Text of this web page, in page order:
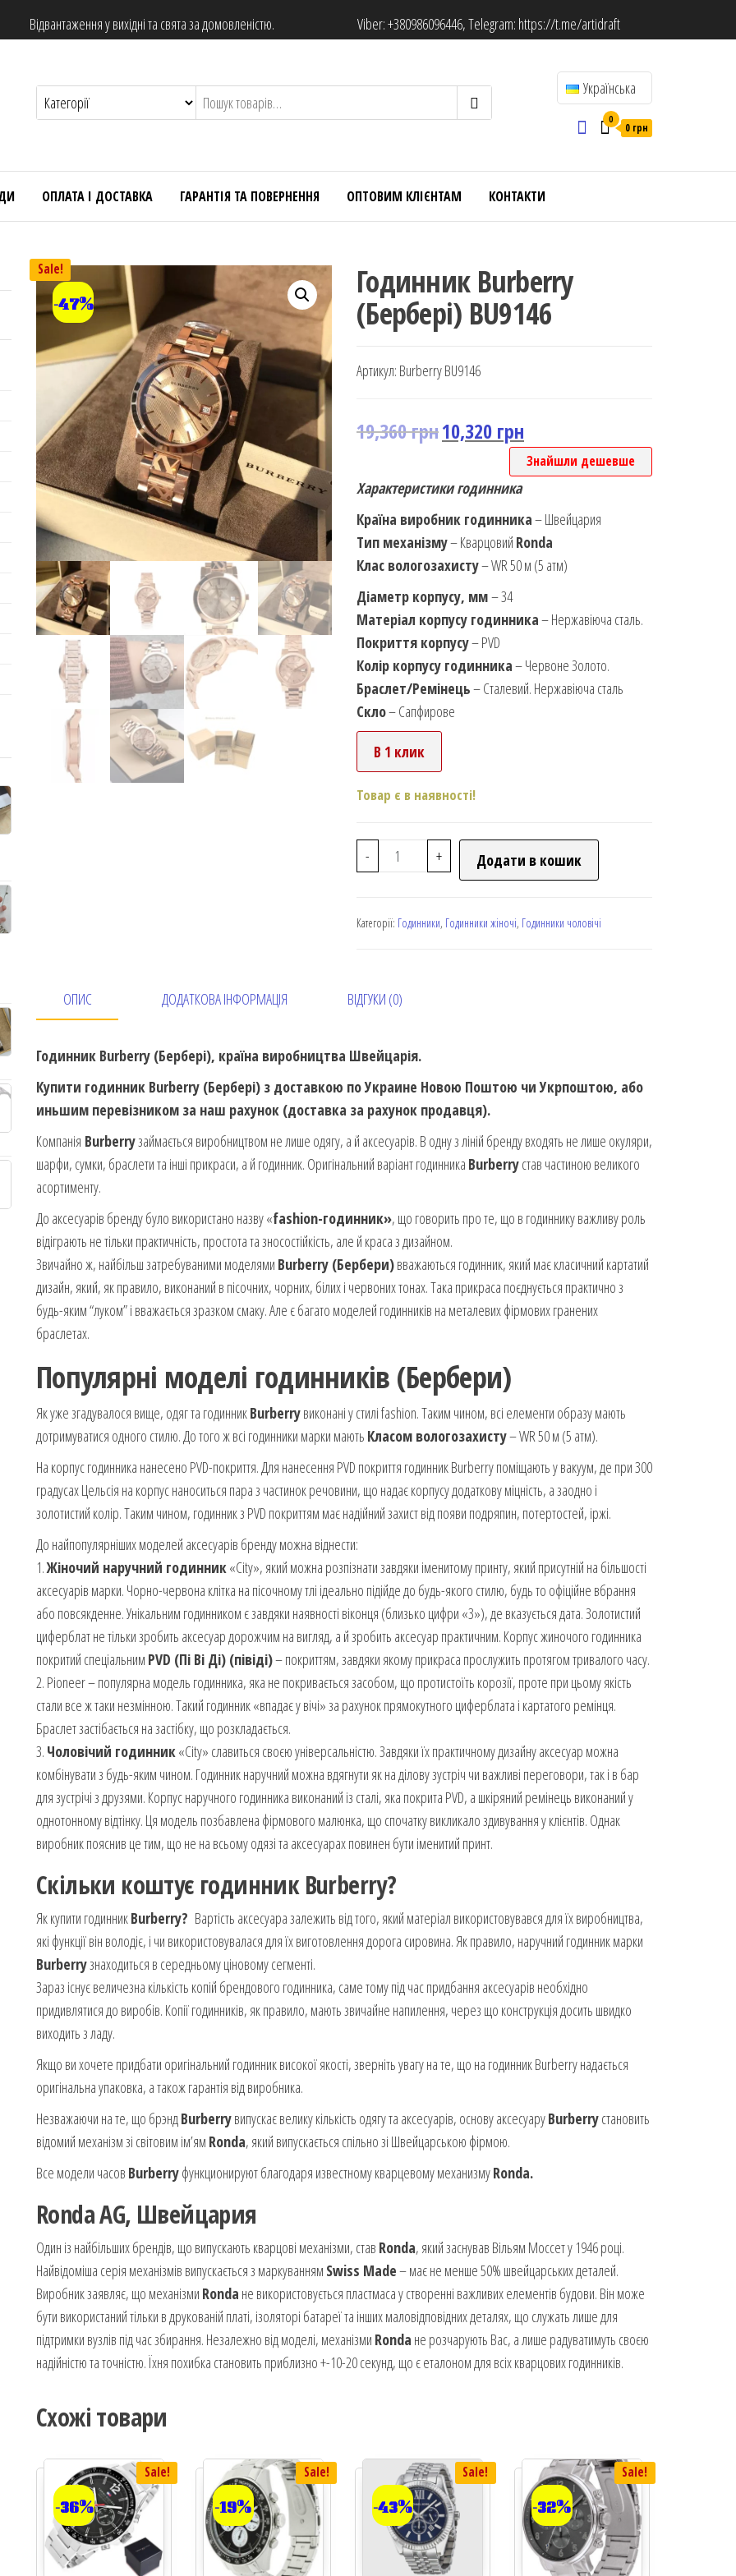
Відвантаження у вихідні та свята за домовленістю. Viber:+380986096446, Telegram: https://t.me/artidraft
Українська
0
0 грн
ОПЛАТА І ДОСТАВКА ГАРАНТІЯ ТА ПОВЕРНЕННЯ ОПТОВИМ КЛІЄНТАМ КОНТАКТИ
Sale!
-47%
Годинник Burberry
(Бербері) BU9146
Артикул: Burberry BU9146
19,360грн10,320 грн
Знайшли дешевше
Характеристики годинника
Країна виробник годинника– Швейцария
Тип механізму– Кварцовий Ronda
Клас вологозахисту– WR 50 м (5 атм)
Діаметр корпусу, мм– 34
Матеріал корпусу годинника– Нержавіюча сталь.
Покриття корпусу– PVD
Колір корпусу годинника– Червоне Золото.
Браслет/Ремінець– Сталевий. Нержавіюча сталь
Скло– Сапфирове
В 1 клик
Товар є в наявності!
- + Додати в кошик
Категорії: Годинники, Годинники жіночі, Годинники чоловічі
ОПИС ДОДАТКОВА ІНФОРМАЦІЯ ВІДГУКИ (0)
Годинник Burberry (Бербері), країна виробництва Швейцарія.
Купити годинник Burberry (Бербері) з доставкою по Украине Новою Поштою чи Укрпоштою, або
иньшим перевізником за наш рахунок (доставка за рахунок продавця).
Компанія Burberryзаймається виробництвом не лише одягу, а й аксесуарів. В одну з ліній бренду входять не лише окуляри,
шарфи, сумки, браслети та інші прикраси, а й годинник. Оригінальний варіант годинника Burberryстав частиною великого
асортименту.
До аксесуарів бренду було використано назву «fashion-годинник», що говорить про те, що в годиннику важливу роль
відіграють не тільки практичність, простота та зносостійкість, але й краса з дизайном.
Звичайно ж, найбільш затребуваними моделями Burberry (Бербери)вважаються годинник, який має класичний картатий
дизайн, який, як правило, виконаний в пісочних, чорних, білих і червоних тонах. Така прикраса поєднується практично з
будь-яким “луком” і вважається зразком смаку. Але є багато моделей годинників на металевих фірмових гранених
браслетах.
Популярні моделі годинників (Бербери)
Як уже згадувалося вище, одяг та годинникBurberryвиконані у стилі fashion. Таким чином, всі елементи образу мають
дотримуватися одного стилю. До того ж всі годинники марки мають Класом вологозахисту– WR 50 м (5 атм).
На корпус годинника нанесено PVD-покриття. Для нанесення PVD покриття годинник Burberry поміщають у вакуум, де при 300
градусах Цельсія на корпус наноситься пара з частинок речовини, що надає корпусу додаткову міцність, а заодно і
золотистий колір. Таким чином, годинник з PVD покриттям має надійний захист від появи подряпин, потертостей, іржі.
До найпопулярніших моделей аксесуарів бренду можна віднести:
1.Жіночий наручний годинник«City», який можна розпізнати завдяки іменитому принту, який присутній на більшості
аксесуарів марки. Чорно-червона клітка на пісочному тлі ідеально підійде до будь-якого стилю, будь то офіційне вбрання
або повсякденне. Унікальним годинником є завдяки наявності віконця (близько цифри «3»), де вказується дата. Золотистий
циферблат не тільки зробить аксесуар дорожчим на вигляд, а й зробить аксесуар практичним. Корпус жиночого годинника
покритий спеціальним PVD (Пі Ві Ді) (півіді)– покриттям, завдяки якому прикраса прослужить протягом тривалого часу.
2. Pioneer – популярна модель годинника, яка не покривається засобом, що протистоїть корозії, проте при цьому якість
стали все ж таки незмінною. Такий годинник «впадає у вічі» за рахунок прямокутного циферблата і картатого ремінця.
Браслет застібається на застібку, що розкладається.
3. Чоловічий годинник«City» славиться своєю універсальністю. Завдяки їх практичному дизайну аксесуар можна
комбінувати з будь-яким чином. Годинник наручний можна вдягнути як на ділову зустріч чи важливі переговори, так і в бар
для зустрічі з друзями. Корпус наручного годинника виконаний із сталі, яка покрита PVD, а шкіряний ремінець виконаний у
однотонному відтінку. Ця модель позбавлена фірмового малюнка, що спочатку викликало здивування у клієнтів. Однак
виробник пояснив це тим, що не на всьому одязі та аксесуарах повинен бути іменитий принт.
Скільки коштує годинникBurberry?
Як купити годинникBurberry? Вартість аксесуара залежить від того, який матеріал використовувався для їх виробництва,
які функції він володіє, і чи використовувалася для їх виготовлення дорога сировина. Як правило, наручний годинник марки
Burberryзнаходиться в середньому ціновому сегменті.
Зараз існує величезна кількість копій брендового годинника, саме тому під час придбання аксесуарів необхідно
придивлятися до виробів. Копії годинників, як правило, мають звичайне напилення, через що конструкція досить швидко
виходить з ладу.
Якщо ви хочете придбати оригінальний годинник високої якості, зверніть увагу на те, що на годинник Burberry надається
оригінальна упаковка, а також гарантія від виробника.
Незважаючи на те, що брэндBurberryвипускає велику кількість одягу та аксесуарів, основу аксесуаруBurberryстановить
відомий механізм зі світовим ім’ям Ronda, який випускається спільно зі Швейцарською фірмою.
Все модели часов Burberryфункционируют благодаря известному кварцевому механизмуRonda.
Ronda AG, Швейцария
Один із найбільших брендів, що випускають кварцові механізми, став Ronda, який заснував Вільям Моссет у 1946 році.
Найвідоміша серія механізмів випускається з маркуванням Swiss Made– має не менше 50% швейцарських деталей.
Виробник заявляє, що механізми Ronda не використовується пластмаса у створенні важливих елементів будови. Він може
бути використаний тільки в друкованій платі, ізоляторі батареї та інших маловідповідних деталях, що служать лише для
підтримки вузлів під час збирання. Незалежно від моделі, механізми Ronda не розчарують Вас, а лише радуватимуть своєю
надійністю та точністю. Їхня похибка становить приблизно +-10-20 секунд, що є еталоном для всіх кварцових годинників.
Схожі товари
Sale!
-36%
Sale!
-19%
Sale!
-43%
Sale!
-32%